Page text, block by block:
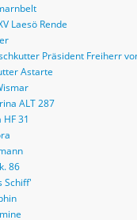
Laesö Rende
Präsident Freiherr
Astarte
ALT 287
31
86
Schiff'